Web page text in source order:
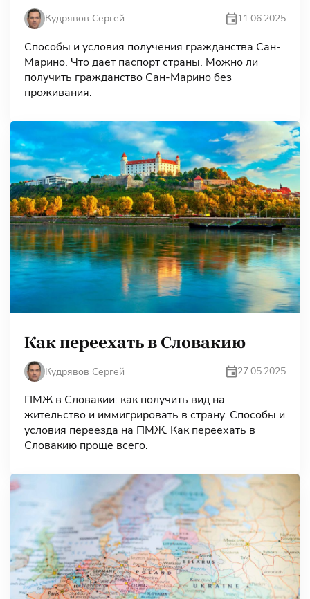
Кудрявов Сергей 11.06.2025
Способы и условия получения гражданства Сан-
Марино. Что дает паспорт страны. Можно ли
получить гражданство Сан-Марино без
проживания.
Как переехать в Словакию
Кудрявов Сергей 27.05.2025
ПМЖ в Словакии: как получить вид на
жительство и иммигрировать в страну. Способы и
условия переезда на ПМЖ. Как переехать в
Словакию проще всего.